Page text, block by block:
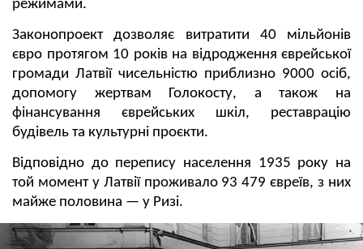
режимами.
Законопроект дозволяє витратити 40 мільйонів
євро протягом 10 років на відродження єврейської
громади Латвії чисельністю приблизно 9000 осіб,
допомогу жертвам Голокосту, а також на
фінансування єврейських шкіл, реставрацію
будівель та культурні проєкти.
Відповідно до перепису населення 1935 року на
той момент у Латвії проживало 93 479 євреїв, з них
майже половина — у Ризі.